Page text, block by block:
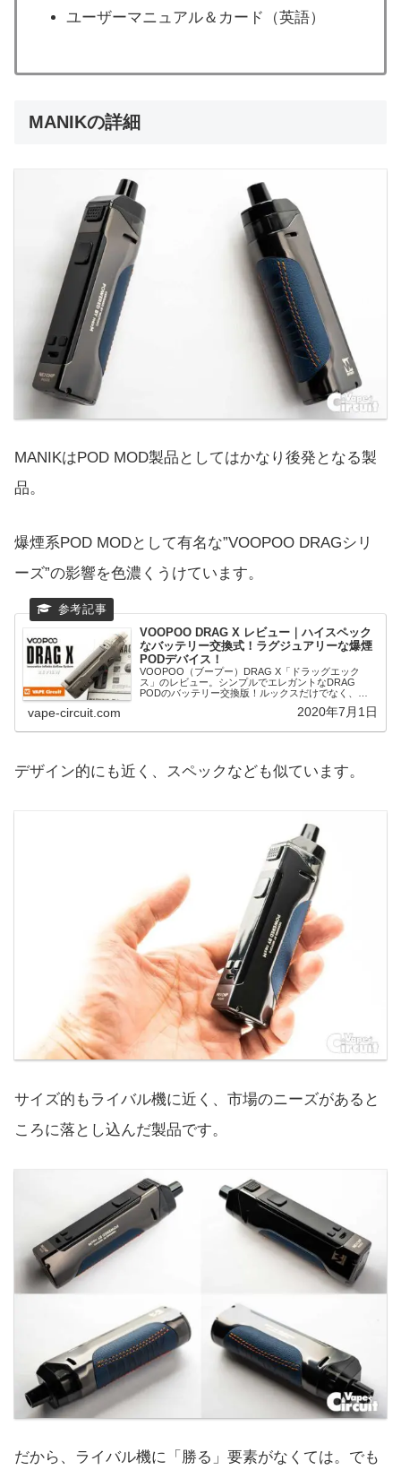
ユーザーマニュアル＆カード（英語）
MANIKの詳細
MANIKはPOD MOD製品としてはかなり後発となる製
品。
爆煙系POD MODとして有名な”VOOPOO DRAGシリ
ーズ”の影響を色濃くうけています。
VOOPOO DRAG X レビュー｜ハイスペック
なバッテリー交換式！ラグジュアリーな爆煙
PODデバイス！
VOOPOO（ブープー）DRAG X「ドラッグエック
ス」のレビュー。シンプルでエレガントなDRAG
PODのバッテリー交換版！ルックスだけでなく、機
vape-circuit.com 2020年7月1日
デザイン的にも近く、スペックなども似ています。
サイズ的もライバル機に近く、市場のニーズがあると
ころに落とし込んだ製品です。
だから、ライバル機に「勝る」要素がなくては。でも